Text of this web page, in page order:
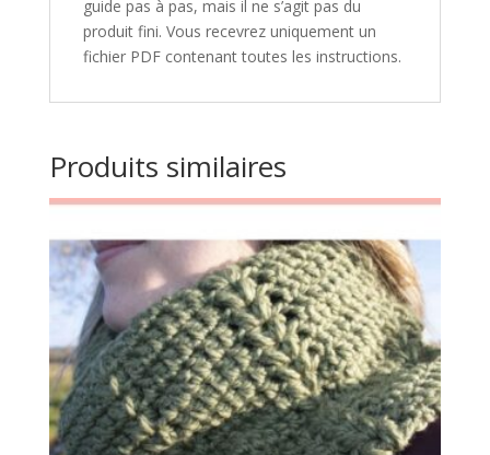
guide pas à pas, mais il ne s’agit pas du
produit fini. Vous recevrez uniquement un
fichier PDF contenant toutes les instructions.
Produits similaires